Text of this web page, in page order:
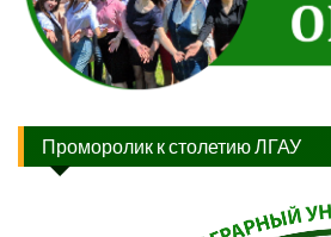
Проморолик к столетию ЛГАУ